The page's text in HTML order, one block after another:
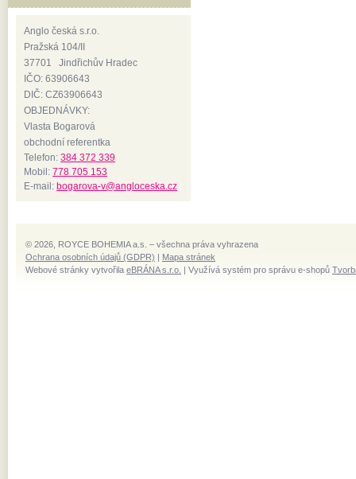
Anglo česká s.r.o.
Pražská 104/II
37701 Jindřichův Hradec
IČO: 63906643
DIČ: CZ63906643
OBJEDNÁVKY:
Vlasta Bogarová
obchodní referentka
Telefon: 384 372 339
Mobil: 778 705 153
E-mail: bogarova-v@angloceska.cz
© 2026, ROYCE BOHEMIA a.s. – všechna práva vyhrazena
Ochrana osobních údajů (GDPR) | Mapa stránek
Webové stránky vytvořila eBRÁNA s.r.o. | Využívá systém pro správu e-shopů